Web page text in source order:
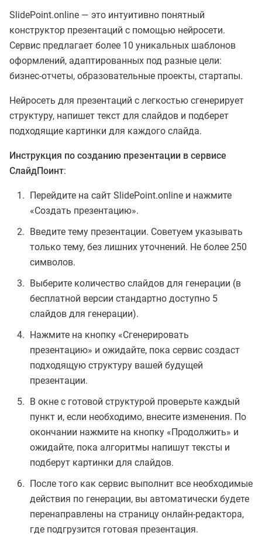
SlidePoint.online — это интуитивно понятный
конструктор презентаций с помощью нейросети.
Сервис предлагает более 10 уникальных шаблонов
оформлений, адаптированных под разные цели:
бизнес-отчеты, образовательные проекты, стартапы.
Нейросеть для презентаций с легкостью сгенерирует
структуру, напишет текст для слайдов и подберет
подходящие картинки для каждого слайда.
Инструкция по созданию презентации в сервисе
СлайдПоинт:
Перейдите на сайт SlidePoint.online и нажмите
«Создать презентацию».
Введите тему презентации. Советуем указывать
только тему, без лишних уточнений. Не более 250
символов.
Выберите количество слайдов для генерации (в
бесплатной версии стандартно доступно 5
слайдов для генерации).
Нажмите на кнопку «Сгенерировать
презентацию» и ожидайте, пока сервис создаст
подходящую структуру вашей будущей
презентации.
В окне с готовой структурой проверьте каждый
пункт и, если необходимо, внесите изменения. По
окончании нажмите на кнопку «Продолжить» и
ожидайте, пока алгоритмы напишут тексты и
подберут картинки для слайдов.
После того как сервис выполнит все необходимые
действия по генерации, вы автоматически будете
перенаправлены на страницу онлайн-редактора,
где подгрузится готовая презентация.